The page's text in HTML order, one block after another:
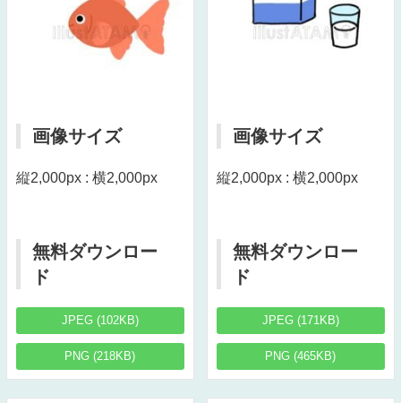
画像サイズ
縦2,000px : 横2,000px
無料ダウンロー
ド
JPEG (102KB)
PNG (218KB)
画像サイズ
縦2,000px : 横2,000px
無料ダウンロー
ド
JPEG (171KB)
PNG (465KB)